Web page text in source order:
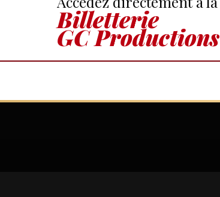
Billetterie
GC Productions